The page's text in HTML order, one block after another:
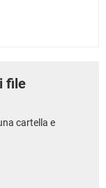
file
cartella e